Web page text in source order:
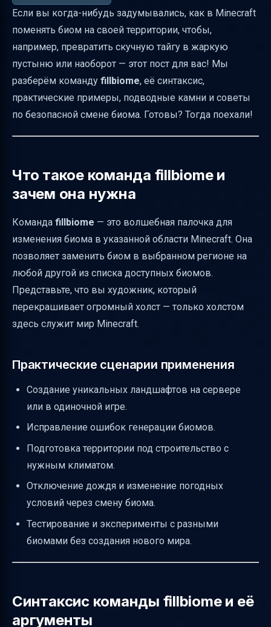
Где найти список биомов и как указать
biome
Как работает параметр replace
Примеры команд fillbiome
Потенциальные ошибки и как их избежать
Ограничения по размеру области и
Резервное копирование и меры
Тестирование на тестовом мире
Взаимодействие с другими механиками
Minecraft
Версии Minecraft и поддержка команды
Сравнение базового и альтернативного
синтаксиса с replace
Как выделить регион и зачем нужен
Команда //setbiome и её параметры
Как проверить, что биом сменён
Отключение дождя через смену биома
Перезагрузка после смены биома
Проблемы на разных версиях и с WorldEdit
Советы по предосторожности
Возможность отката
Инструменты для смены биома
Нужно ли менять соседние чанки
Обработка рельефа
Если вы когда-нибудь задумывались, как в Minecraft
поменять биом на своей территории, чтобы,
например, превратить скучную тайгу в жаркую
пустыню или наоборот — этот пост для вас! Мы
разберём команду fillbiome, её синтаксис,
практические примеры, подводные камни и советы
по безопасной смене биома. Готовы? Тогда поехали!
Что такое команда fillbiome и
зачем она нужна
Команда fillbiome — это волшебная палочка для
изменения биома в указанной области Minecraft. Она
позволяет заменить биом в выбранном регионе на
любой другой из списка доступных биомов.
Представьте, что вы художник, который
перекрашивает огромный холст — только холстом
здесь служит мир Minecraft.
Практические сценарии применения
Создание уникальных ландшафтов на сервере
или в одиночной игре.
Исправление ошибок генерации биомов.
Подготовка территории под строительство с
нужным климатом.
Отключение дождя и изменение погодных
условий через смену биома.
Тестирование и эксперименты с разными
биомами без создания нового мира.
Синтаксис команды fillbiome и её
аргументы